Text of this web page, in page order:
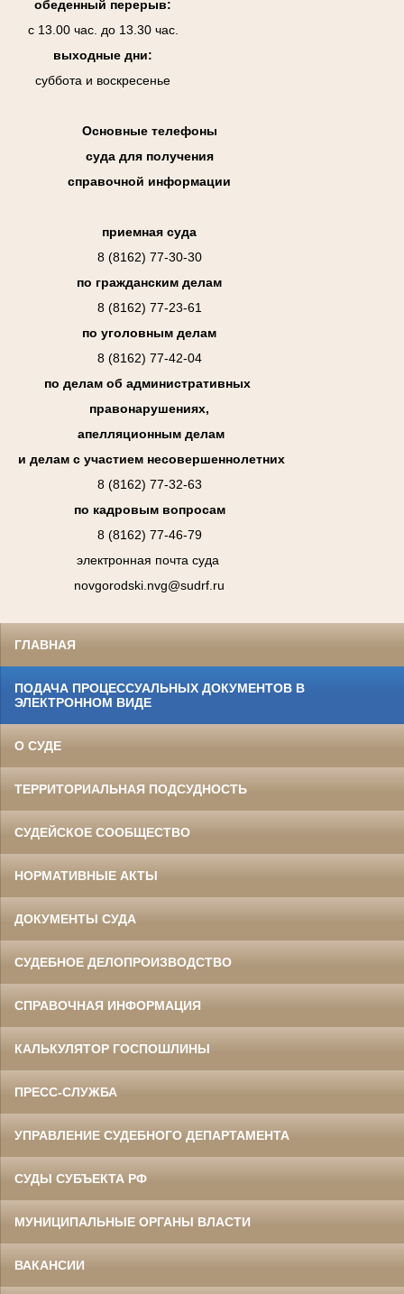
обеденный перерыв:
с 13.00 час. до 13.30 час.
выходные дни:
суббота и воскресенье
Основные телефоны
суда для получения
справочной информации
приемная суда
8 (8162) 77-30-30
по гражданским делам
8 (8162) 77-23-61
по уголовным делам
8 (8162) 77-42-04
по делам об административных
правонарушениях,
апелляционным делам
и делам с участием несовершеннолетних
8 (8162) 77-32-63
по кадровым вопросам
8 (8162) 77-46-79
электронная почта суда
novgorodski.nvg@sudrf.ru
ГЛАВНАЯ
ПОДАЧА ПРОЦЕССУАЛЬНЫХ ДОКУМЕНТОВ В
ЭЛЕКТРОННОМ ВИДЕ
О СУДЕ
ТЕРРИТОРИАЛЬНАЯ ПОДСУДНОСТЬ
СУДЕЙСКОЕ СООБЩЕСТВО
НОРМАТИВНЫЕ АКТЫ
ДОКУМЕНТЫ СУДА
СУДЕБНОЕ ДЕЛОПРОИЗВОДСТВО
СПРАВОЧНАЯ ИНФОРМАЦИЯ
КАЛЬКУЛЯТОР ГОСПОШЛИНЫ
ПРЕСС-СЛУЖБА
УПРАВЛЕНИЕ СУДЕБНОГО ДЕПАРТАМЕНТА
СУДЫ СУБЪЕКТА РФ
МУНИЦИПАЛЬНЫЕ ОРГАНЫ ВЛАСТИ
ВАКАНСИИ